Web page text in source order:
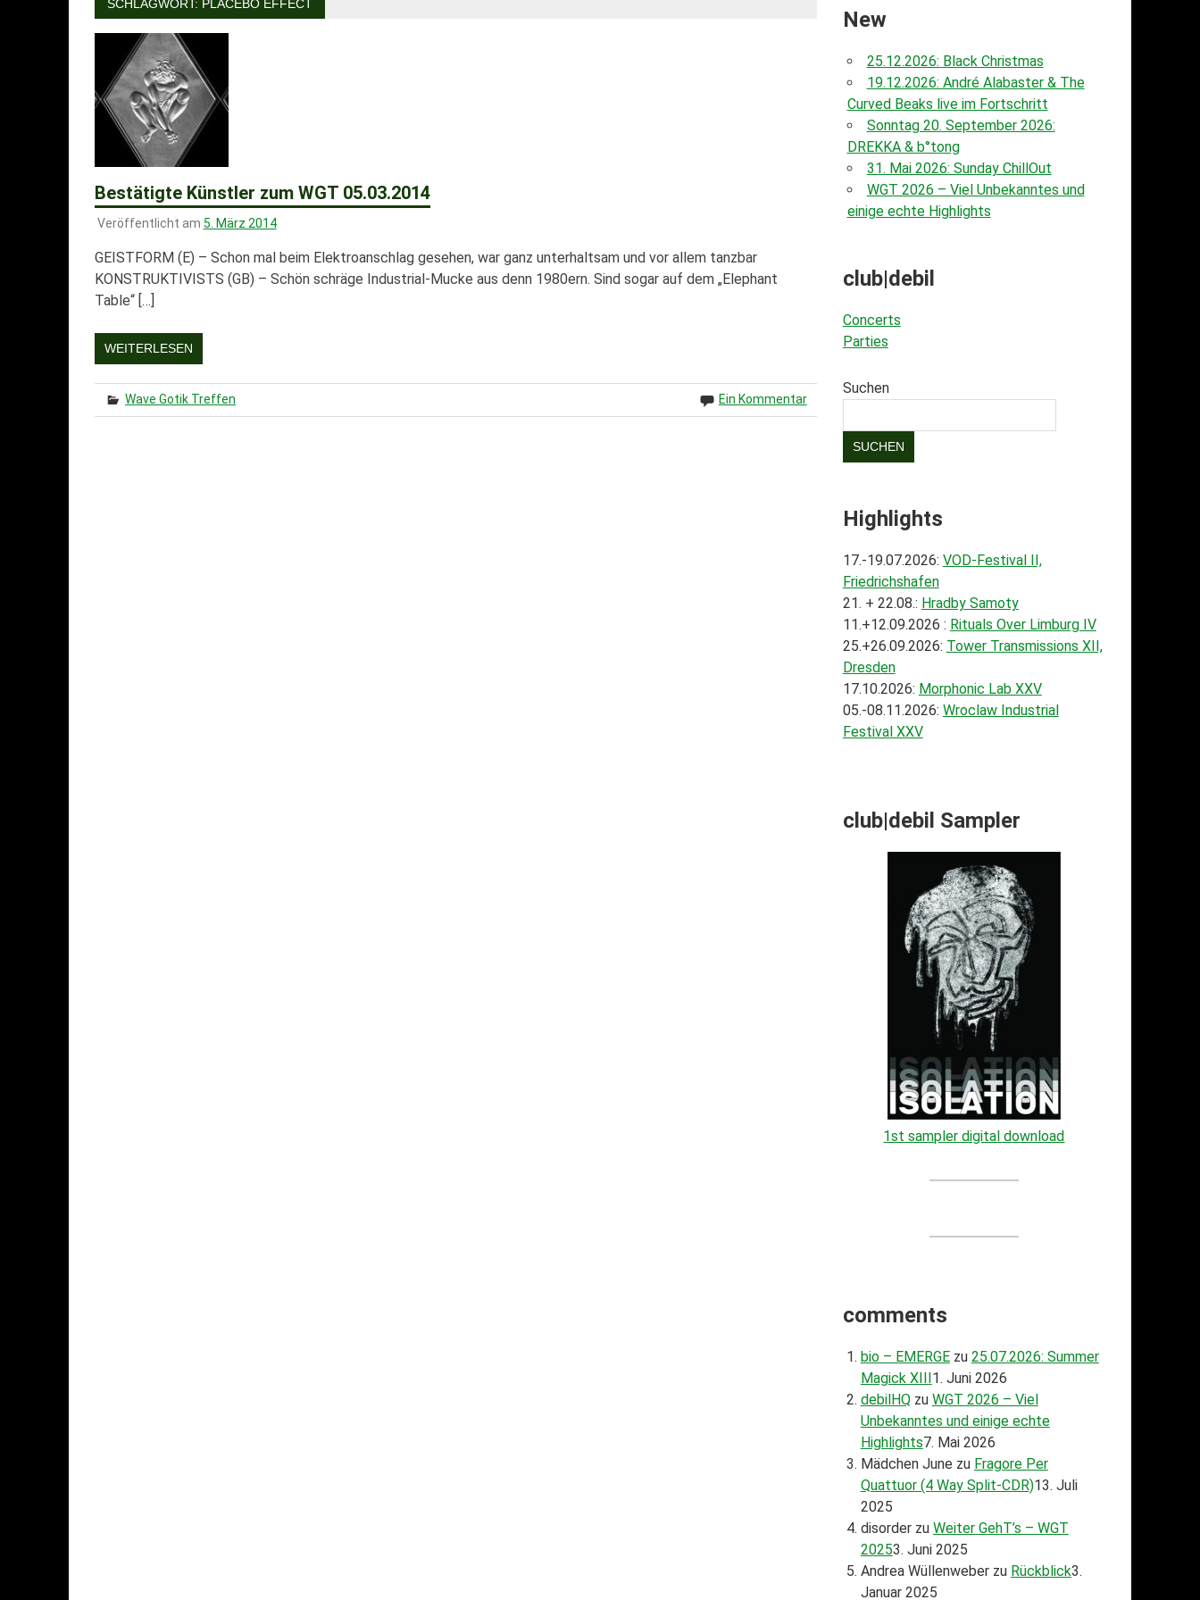
SCHLAGWORT: PLACEBO EFFECT
Bestätigte Künstler zum WGT 05.03.2014
Veröffentlicht am 5. März 2014
GEISTFORM (E) – Schon mal beim Elektroanschlag gesehen, war ganz unterhaltsam und vor allem tanzbar
KONSTRUKTIVISTS (GB) – Schön schräge Industrial-Mucke aus denn 1980ern. Sind sogar auf dem „Elephant
Table“ […]
WEITERLESEN
Wave Gotik Treffen Ein Kommentar
New
25.12.2026: Black Christmas
19.12.2026: André Alabaster & The
Curved Beaks live im Fortschritt
Sonntag 20. September 2026:
DREKKA & b°tong
31. Mai 2026: Sunday ChillOut
WGT 2026 – Viel Unbekanntes und
einige echte Highlights
club|debil
Concerts
Parties
Suchen
SUCHEN
Highlights
17.-19.07.2026: VOD-Festival II,
Friedrichshafen
21. + 22.08.: Hradby Samoty
11.+12.09.2026 : Rituals Over Limburg IV
25.+26.09.2026: Tower Transmissions XII,
Dresden
17.10.2026: Morphonic Lab XXV
05.-08.11.2026: Wroclaw Industrial
Festival XXV
club|debil Sampler
1st sampler digital download
comments
bio – EMERGEzu 25.07.2026: Summer
Magick XIII1. Juni 2026
debilHQzu WGT 2026 – Viel
Unbekanntes und einige echte
Highlights7. Mai 2026
Mädchen June zu Fragore Per
Quattuor (4 Way Split-CDR)13. Juli
2025
disorderzu Weiter GehT’s – WGT
20253. Juni 2025
Andrea Wüllenweberzu Rückblick3.
Januar 2025